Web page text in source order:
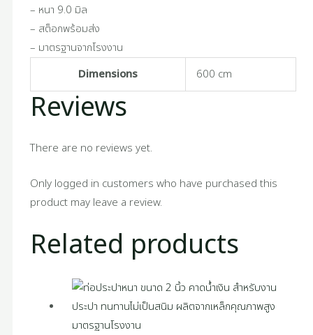
– หนา 9.0 มิล
– สต็อกพร้อมส่ง
– มาตรฐานจากโรงงาน
Dimensions
600 cm
Reviews
There are no reviews yet.
Only logged in customers who have purchased this
product may leave a review.
Related products